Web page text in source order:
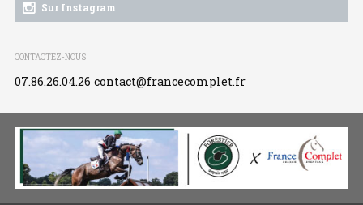
Sur Instagram
CONTACTEZ-NOUS
07.86.26.04.26 contact@francecomplet.fr